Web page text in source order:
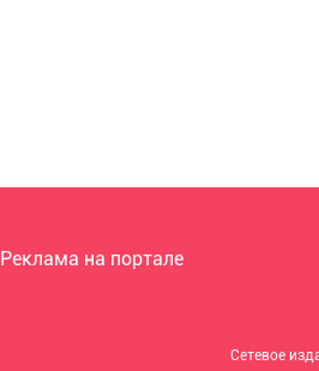
Реклама на портале
Сетевое